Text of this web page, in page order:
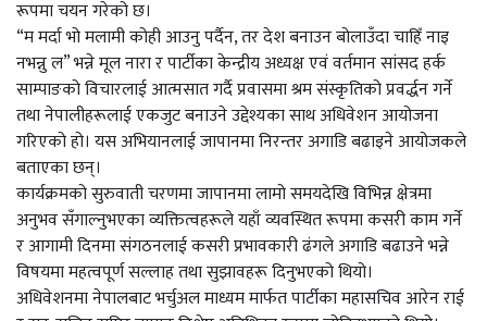
रूपमा चयन गरेको छ।
“म मर्दा भो मलामी कोही आउनु पर्दैन, तर देश बनाउन बोलाउँदा चाहिँ नाइ
नभन्नु ल” भन्ने मूल नारा र पार्टीका केन्द्रीय अध्यक्ष एवं वर्तमान सांसद हर्क
साम्पाङको विचारलाई आत्मसात गर्दै प्रवासमा श्रम संस्कृतिको प्रवर्द्धन गर्ने
तथा नेपालीहरूलाई एकजुट बनाउने उद्देश्यका साथ अधिवेशन आयोजना
गरिएको हो। यस अभियानलाई जापानमा निरन्तर अगाडि बढाइने आयोजकले
बताएका छन्।
कार्यक्रमको सुरुवाती चरणमा जापानमा लामो समयदेखि विभिन्न क्षेत्रमा
अनुभव सँगाल्नुभएका व्यक्तित्वहरूले यहाँ व्यवस्थित रूपमा कसरी काम गर्ने
र आगामी दिनमा संगठनलाई कसरी प्रभावकारी ढंगले अगाडि बढाउने भन्ने
विषयमा महत्वपूर्ण सल्लाह तथा सुझावहरू दिनुभएको थियो।
अधिवेशनमा नेपालबाट भर्चुअल माध्यम मार्फत पार्टीका महासचिव आरेन राई